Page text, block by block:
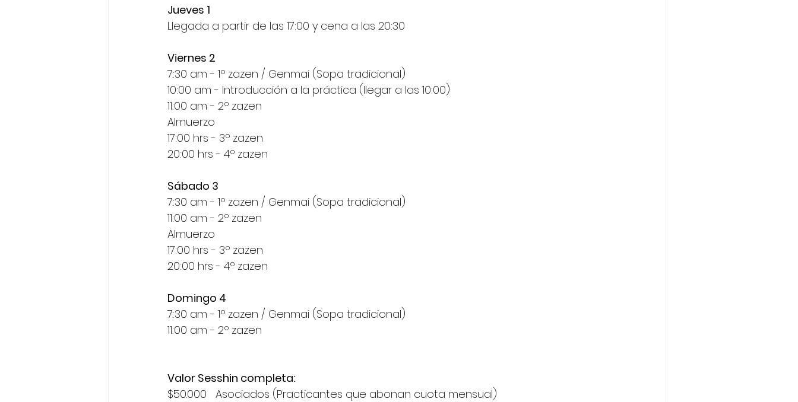
Jueves 1
Llegada a partir de las 17:00 y cena a las 20:30
Viernes 2
7:30 am - 1º zazen / Genmai (Sopa tradicional)
10:00 am - Introducción a la práctica (llegar a las 10:00)
11:00 am - 2º zazen
Almuerzo
17:00 hrs - 3º zazen
20:00 hrs - 4º zazen
Sábado 3
7:30 am - 1º zazen / Genmai (Sopa tradicional)
11:00 am - 2º zazen
Almuerzo
17:00 hrs - 3º zazen
20:00 hrs - 4º zazen
Domingo 4
7:30 am - 1º zazen / Genmai (Sopa tradicional)
11:00 am - 2º zazen
Valor Sesshin completa:
$50.000   Asociados (Practicantes que abonan cuota mensual)